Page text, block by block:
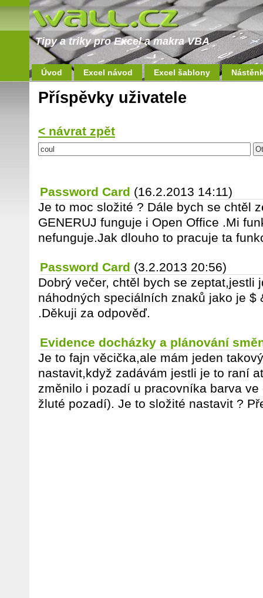
Tipy a triky pro Excel a makra VBA
Úvod Excel návod Excel šablony
Příspěvky uživatele
< návrat zpět
Password Card (16.2.2013 14:11)
Je to moc složité ? Dále bych se chtěl
GENERUJ funguje i Open Office .Mi
nefunguje.Jak dlouho to pracuje ta
Password Card (3.2.2013 20:56)
Dobrý večer, chtěl bych se zeptat,jestli
náhodných speciálních znaků jako je $
.Děkuji za odpověď.
Evidence docházky a plánování
Je to fajn věcička,ale mám jeden
nastavit,když zadávám jestli je to raní
změnilo i pozadí u pracovníka barva
žluté pozadí). Je to složité nastavit ?